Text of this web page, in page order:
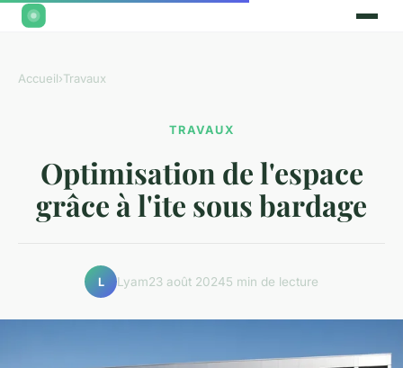
Accueil›Travaux
TRAVAUX
Optimisation de l'espace
grâce à l'ite sous bardage
L Lyam23 août 20245 min de lecture